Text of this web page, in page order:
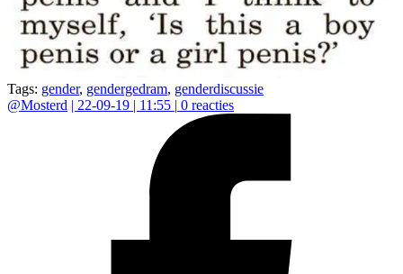
Tags: gender, gendergedram, genderdiscussie
@Mosterd | 22-09-19 | 11:55 | 0 reacties